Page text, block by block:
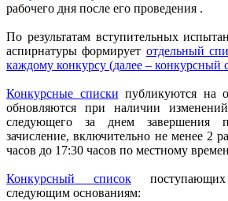
рабочего дня после его проведения .
По результатам вступительных
аспирнатуры формирует отдельный
каждому конкурсу (далее – конкурсный
Конкурсные списки публикуются на
обновляются при наличии
следующего за днем завершения
зачисление, включительно не менее 2
часов до 17:30 часов по местному
Конкурсный список
следующим основаниям: